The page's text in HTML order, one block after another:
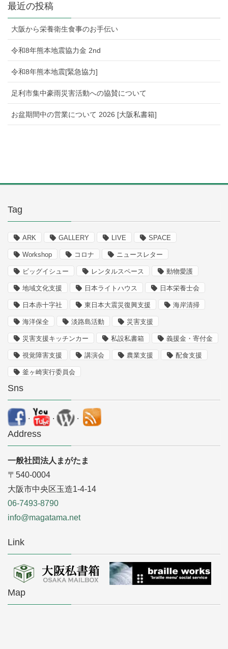
最近の投稿
大阪から栄養衛生食事のお手伝い
令和8年熊本地震協力金 2nd
令和8年熊本地震[緊急協力]
足利市集中豪雨災害活動への協賛について
お盆期間中の営業について 2026 [大阪私書箱]
Tag
ARK GALLERY LIVE SPACE
Workshop コロナ ニュースレター
ビッグイシュー レンタルスペース 動物愛護
地域文化支援 日本ライトハウス 日本栄養士会
日本赤十字社 東日本大震災復興支援 海岸清掃
海洋保全 淡路島活動 災害支援
災害支援キッチンカー 私設私書箱 義援金・寄付金
視覚障害支援 講演会 農業支援 配食支援
釜ヶ崎実行委員会
Sns
. . .
Address
一般社団法人まがたま
〒540-0004
大阪市中央区玉造1-4-14
06-7493-8790
info@magatama.net
Link
Map